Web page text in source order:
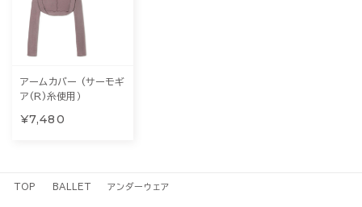
アームカバー (サーモギ
ア(R)糸使用）
¥7,480
TOP BALLET アンダーウェア